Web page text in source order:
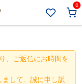
0
、ご返信にお時間を
して、誠に申し訳